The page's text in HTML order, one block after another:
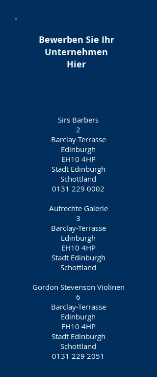
Bewerben Sie Ihr
Unternehmen
Hier
Sirs Barbers
2
Barclay-Terrasse
Edinburgh
EH10 4HP
Stadt Edinburgh
Schottland
0131 229 0002
Aufrechte Galerie
3
Barclay-Terrasse
Edinburgh
EH10 4HP
Stadt Edinburgh
Schottland
Gordon Stevenson Violinen
6
Barclay-Terrasse
Edinburgh
EH10 4HP
Stadt Edinburgh
Schottland
0131 229 2051